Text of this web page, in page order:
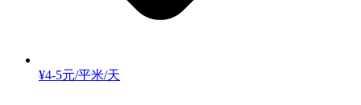
¥4-5元/平米/天